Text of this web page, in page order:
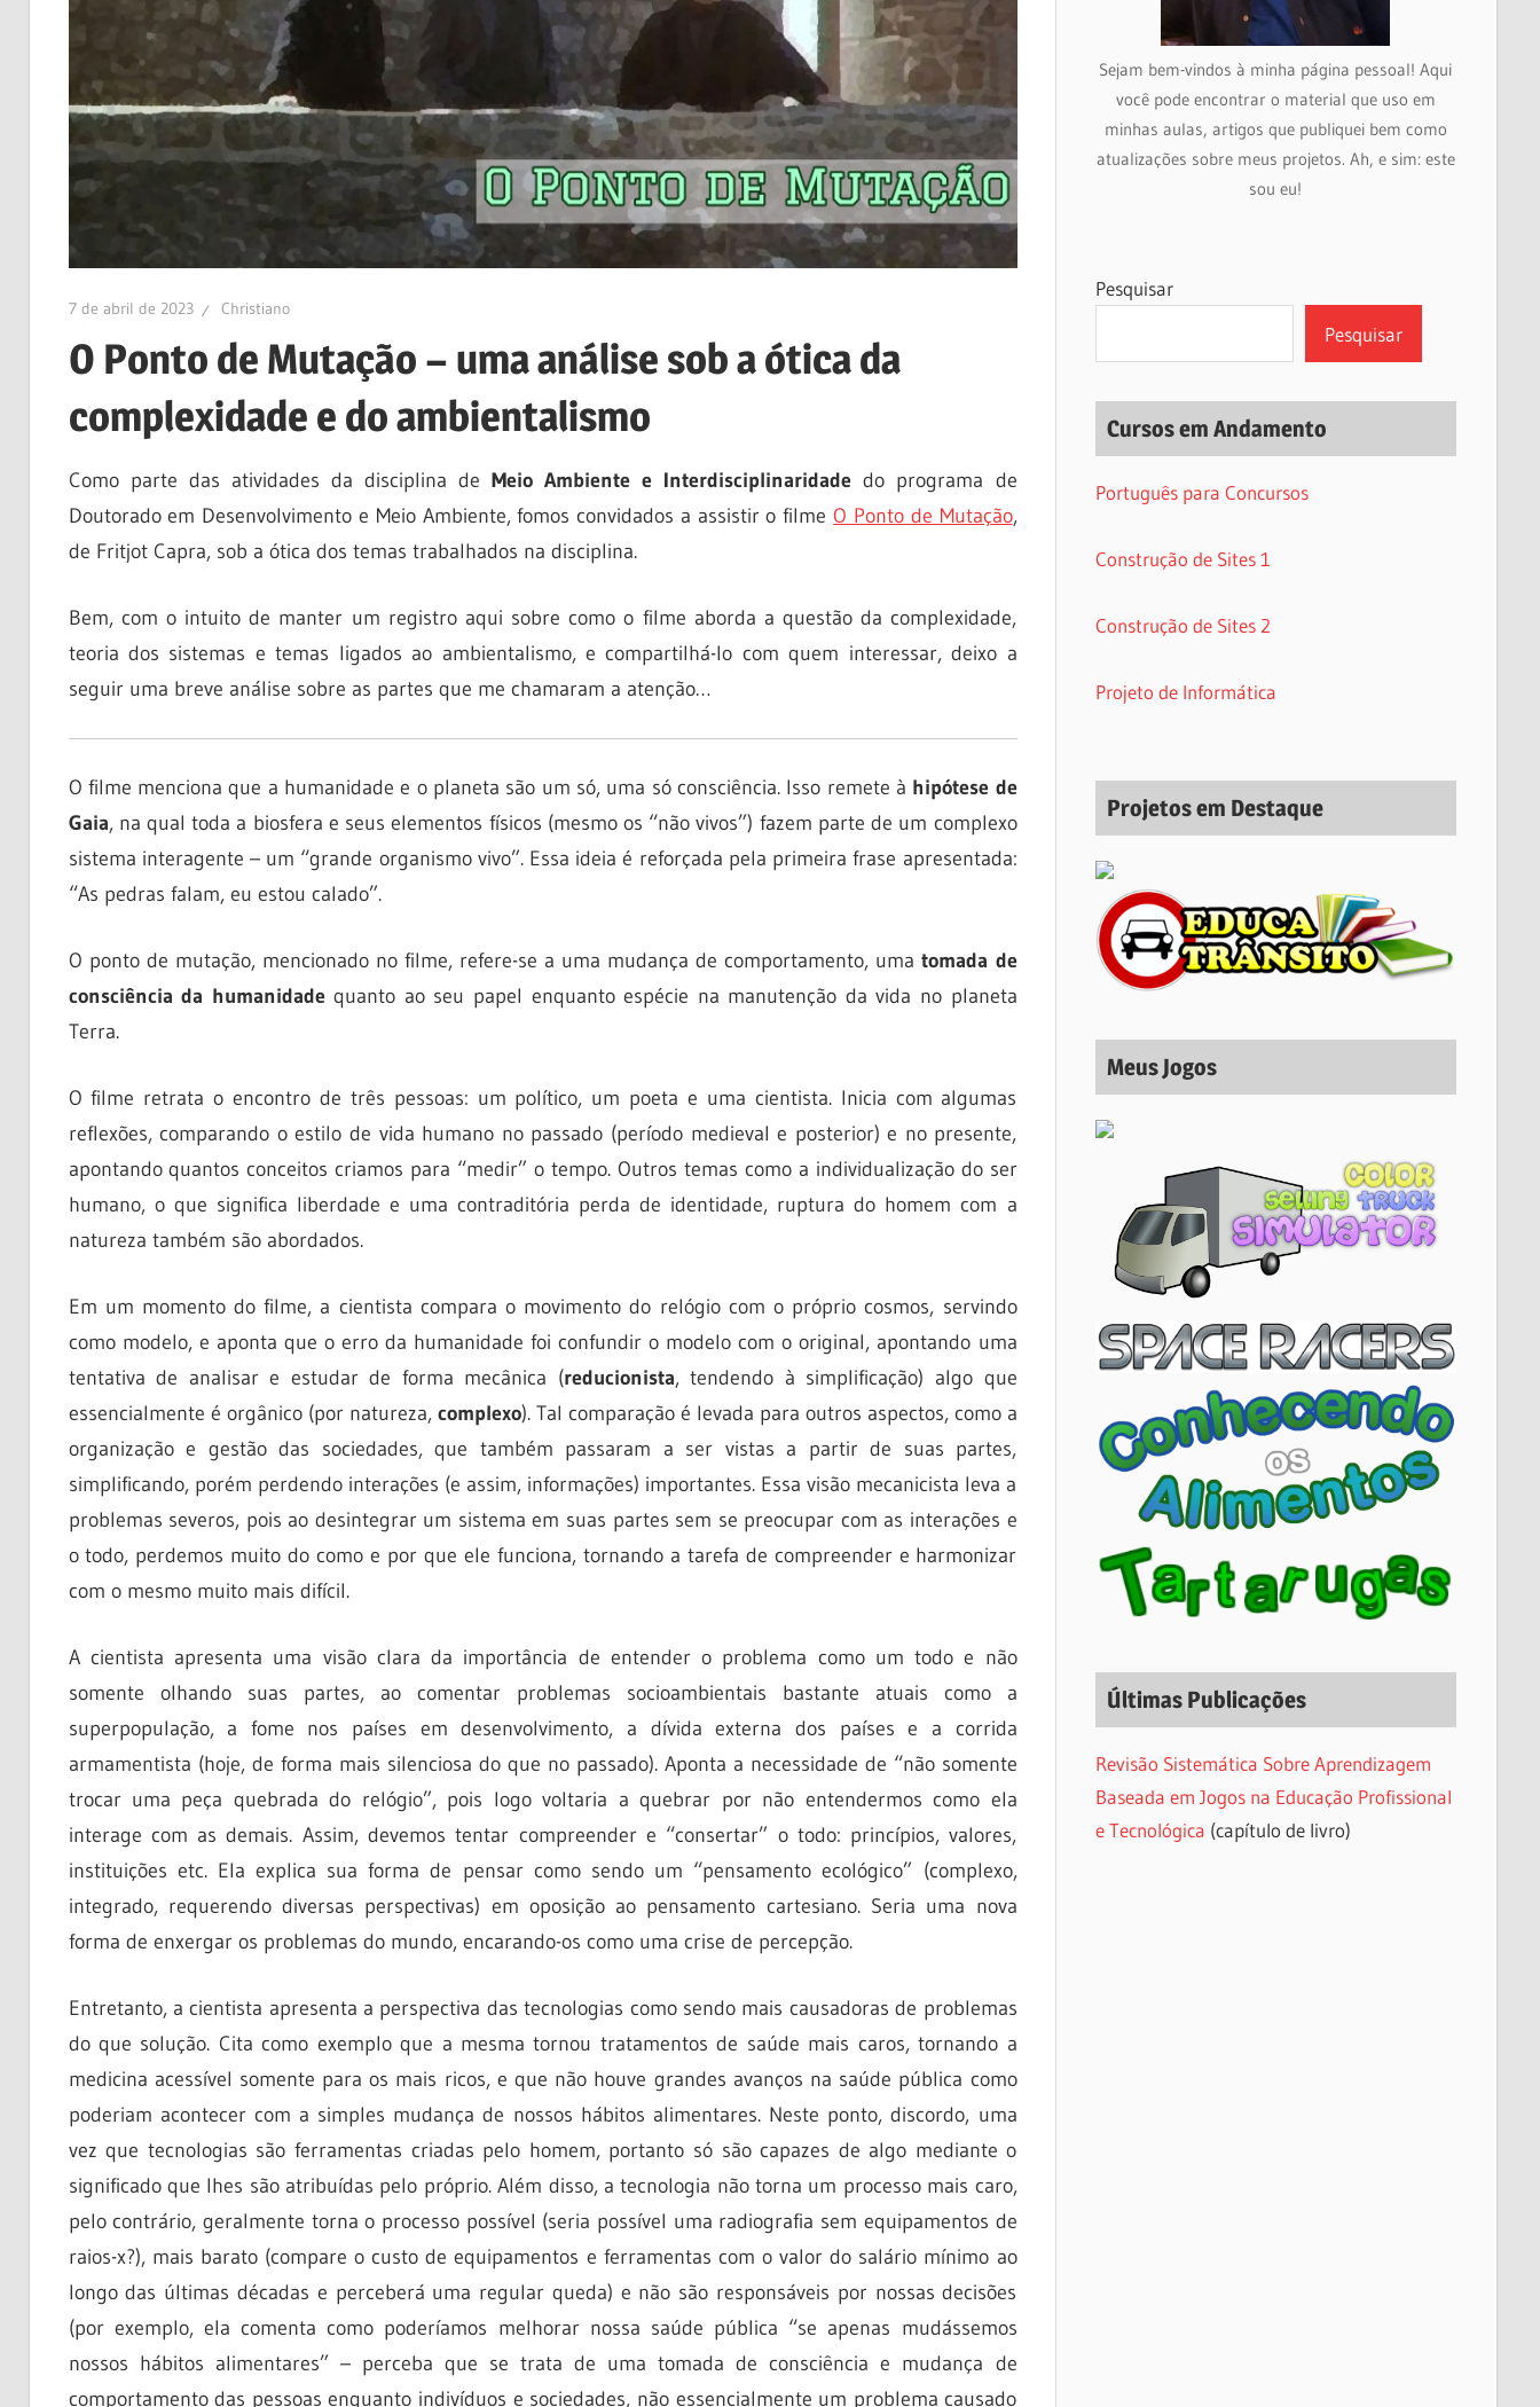
7 de abril de 2023 Christiano
O Ponto de Mutação – uma análise sob a ótica da
complexidade e do ambientalismo
Como parte das atividades da disciplina deMeio Ambiente e Interdisciplinaridade do programa de
Doutorado em Desenvolvimento e Meio Ambiente, fomos convidados a assistir o filmeO Ponto de Mutação,
de Fritjot Capra, sob a ótica dos temas trabalhados na disciplina.
Bem, com o intuito de manter um registro aqui sobre como o filme aborda a questão da complexidade,
teoria dos sistemas e temas ligados ao ambientalismo, e compartilhá-lo com quem interessar, deixo a
seguir uma breve análise sobre as partes que me chamaram a atenção…
O filme menciona que a humanidade e o planeta são um só, uma só consciência. Isso remete à hipótese de
Gaia, na qual toda a biosfera e seus elementos físicos (mesmo os “não vivos”) fazem parte de um complexo
sistema interagente – um “grande organismo vivo”. Essa ideia é reforçada pela primeira frase apresentada:
“As pedras falam, eu estou calado”.
O ponto de mutação, mencionado no filme, refere-se a uma mudança de comportamento, umatomada de
consciência da humanidadequanto ao seu papel enquanto espécie na manutenção da vida no planeta
Terra.
O filme retrata o encontro de três pessoas: um político, um poeta e uma cientista. Inicia com algumas
reflexões, comparando o estilo de vida humano no passado (período medieval e posterior) e no presente,
apontando quantos conceitos criamos para “medir” o tempo. Outros temas como a individualização do ser
humano, o que significa liberdade e uma contraditória perda de identidade, ruptura do homem com a
natureza também são abordados.
Em um momento do filme, a cientista compara o movimento do relógio com o próprio cosmos, servindo
como modelo, e aponta que o erro da humanidade foi confundir o modelo com o original, apontando uma
tentativa de analisar e estudar de forma mecânica (reducionista, tendendo à simplificação) algo que
essencialmente é orgânico (por natureza, complexo). Tal comparação é levada para outros aspectos, como a
organização e gestão das sociedades, que também passaram a ser vistas a partir de suas partes,
simplificando, porém perdendo interações (e assim, informações) importantes. Essa visão mecanicista leva a
problemas severos, pois ao desintegrar um sistema em suas partes sem se preocupar com as interações e
o todo, perdemos muito do como e por que ele funciona, tornando a tarefa de compreender e harmonizar
com o mesmo muito mais difícil.
A cientista apresenta uma visão clara da importância de entender o problema como um todo e não
somente olhando suas partes, ao comentar problemas socioambientais bastante atuais como a
superpopulação, a fome nos países em desenvolvimento, a dívida externa dos países e a corrida
armamentista (hoje, de forma mais silenciosa do que no passado). Aponta a necessidade de “não somente
trocar uma peça quebrada do relógio”, pois logo voltaria a quebrar por não entendermos como ela
interage com as demais. Assim, devemos tentar compreender e “consertar” o todo: princípios, valores,
instituições etc. Ela explica sua forma de pensar como sendo um “pensamento ecológico” (complexo,
integrado, requerendo diversas perspectivas) em oposição ao pensamento cartesiano. Seria uma nova
forma de enxergar os problemas do mundo, encarando-os como uma crise de percepção.
Entretanto, a cientista apresenta a perspectiva das tecnologias como sendo mais causadoras de problemas
do que solução. Cita como exemplo que a mesma tornou tratamentos de saúde mais caros, tornando a
medicina acessível somente para os mais ricos, e que não houve grandes avanços na saúde pública como
poderiam acontecer com a simples mudança de nossos hábitos alimentares. Neste ponto, discordo, uma
vez que tecnologias são ferramentas criadas pelo homem, portanto só são capazes de algo mediante o
significado que lhes são atribuídas pelo próprio. Além disso, a tecnologia não torna um processo mais caro,
pelo contrário, geralmente torna o processo possível (seria possível uma radiografia sem equipamentos de
raios-x?), mais barato (compare o custo de equipamentos e ferramentas com o valor do salário mínimo ao
longo das últimas décadas e perceberá uma regular queda) e não são responsáveis por nossas decisões
(por exemplo, ela comenta como poderíamos melhorar nossa saúde pública “se apenas mudássemos
nossos hábitos alimentares” – perceba que se trata de uma tomada de consciência e mudança de
comportamento das pessoas enquanto indivíduos e sociedades, não essencialmente um problema causado
Sejam bem-vindos à minha página pessoal! Aqui
você pode encontrar o material que uso em
minhas aulas, artigos que publiquei bem como
atualizações sobre meus projetos. Ah, e sim: este
sou eu!
Pesquisar
Pesquisar
Cursos em Andamento
Português para Concursos
Construção de Sites 1
Construção de Sites 2
Projeto de Informática
Projetos em Destaque
Meus Jogos
Últimas Publicações
Revisão Sistemática Sobre Aprendizagem
Baseada em Jogos na Educação Profissional
e Tecnológica (capítulo de livro)